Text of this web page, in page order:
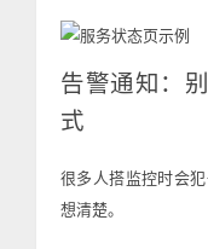
告警通知：
式
很多人搭监控时会
想清楚。